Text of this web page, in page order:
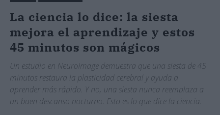
La ciencia lo dice: la siesta
mejora el aprendizaje y estos
45 minutos son mágicos
Un estudio en NeuroImage demuestra que una siesta de 45
minutos restaura la plasticidad cerebral y ayuda a
aprender más rápido. Y no, una siesta nunca reemplaza a
un buen descanso nocturno. Esto es lo que dice la ciencia.